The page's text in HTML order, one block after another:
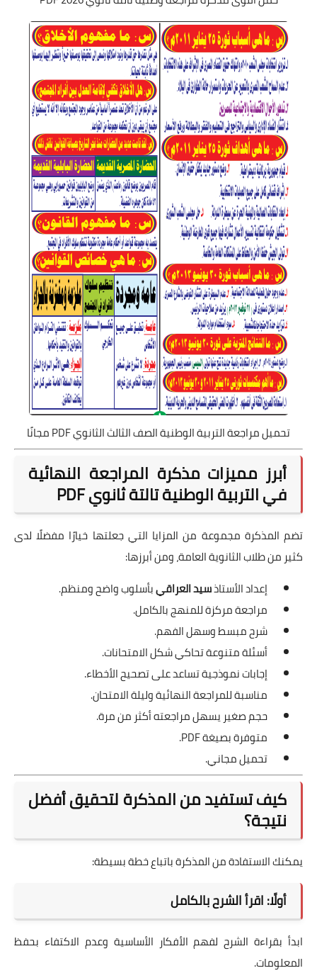
تحميل مراجعة التربية الوطنية الصف الثالث الثانوي PDF مجانًا
أبرز مميزات مذكرة المراجعة النهائية
في التربية الوطنية تالتة ثانوي PDF
تضم المذكرة مجموعة من المزايا التي جعلتها خيارًا مفضلًا لدى
كثير من طلاب الثانوية العامة، ومن أبرزها:
إعداد الأستاذسيد العراقيبأسلوب واضح ومنظم.
مراجعة مركزة للمنهج بالكامل.
شرح مبسط وسهل الفهم.
أسئلة متنوعة تحاكي شكل الامتحانات.
إجابات نموذجية تساعد على تصحيح الأخطاء.
مناسبة للمراجعة النهائية وليلة الامتحان.
حجم صغير يسهل مراجعته أكثر من مرة.
متوفرة بصيغة PDF.
تحميل مجاني.
كيف تستفيد من المذكرة لتحقيق أفضل
نتيجة؟
يمكنك الاستفادة من المذكرة باتباع خطة بسيطة:
أولًا: اقرأ الشرح بالكامل
ابدأ بقراءة الشرح لفهم الأفكار الأساسية وعدم الاكتفاء بحفظ
المعلومات.